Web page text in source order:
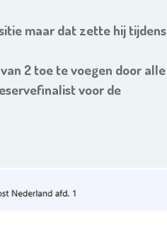
maar dat zette hij tijdens
2 toe te voegen door alle
voor de